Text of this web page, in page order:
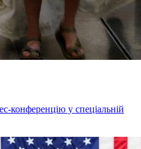
конференцію у спеціальній